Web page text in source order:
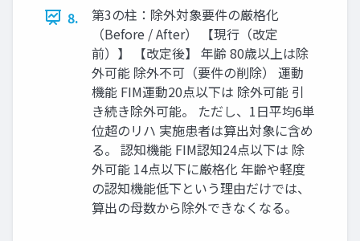
8.
第3の柱：除外対象要件の厳格化
（Before / After） 【現行（改定
前）】 【改定後】 年齢 80歳以上は除
外可能 除外不可（要件の削除） 運動
機能 FIM運動20点以下は 除外可能 引
き続き除外可能。 ただし、1日平均6単
位超のリハ 実施患者は算出対象に含め
る。 認知機能 FIM認知24点以下は 除
外可能 14点以下に厳格化 年齢や軽度
の認知機能低下という理由だけでは、
算出の母数から除外できなくなる。